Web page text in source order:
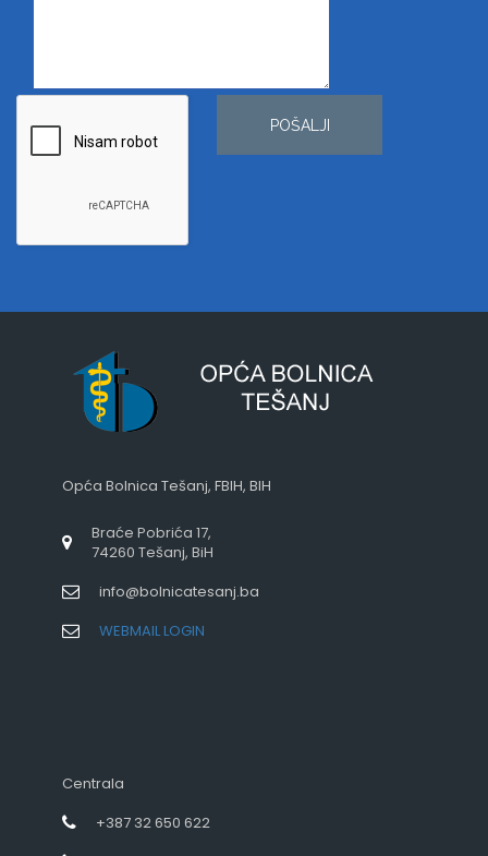
POŠALJI
Opća Bolnica Tešanj, FBIH, BIH
Braće Pobrića 17,
74260 Tešanj, BiH
info@bolnicatesanj.ba
WEBMAIL LOGIN
Centrala
+387 32 650 622